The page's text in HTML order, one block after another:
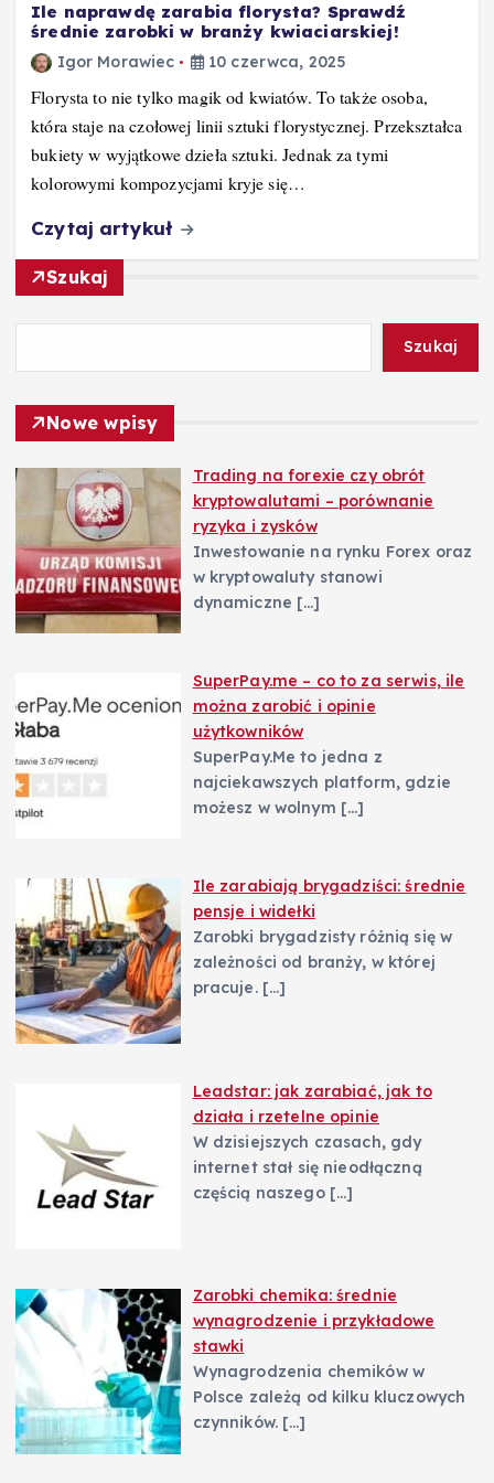
Ile naprawdę zarabia florysta? Sprawdź
średnie zarobki w branży kwiaciarskiej!
Igor Morawiec 10 czerwca, 2025
Florysta to nie tylko magik od kwiatów. To także osoba,
która staje na czołowej linii sztuki florystycznej. Przekształca
bukiety w wyjątkowe dzieła sztuki. Jednak za tymi
kolorowymi kompozycjami kryje się…
Czytaj artykuł
Szukaj
Szukaj
Nowe wpisy
Trading na forexie czy obrót
kryptowalutami – porównanie
ryzyka i zysków
Inwestowanie na rynku Forex oraz
w kryptowaluty stanowi
dynamiczne […]
SuperPay.me – co to za serwis, ile
można zarobić i opinie
użytkowników
SuperPay.Me to jedna z
najciekawszych platform, gdzie
możesz w wolnym […]
Ile zarabiają brygadziści: średnie
pensje i widełki
Zarobki brygadzisty różnią się w
zależności od branży, w której
pracuje. […]
Leadstar: jak zarabiać, jak to
działa i rzetelne opinie
W dzisiejszych czasach, gdy
internet stał się nieodłączną
częścią naszego […]
Zarobki chemika: średnie
wynagrodzenie i przykładowe
stawki
Wynagrodzenia chemików w
Polsce zależą od kilku kluczowych
czynników. […]